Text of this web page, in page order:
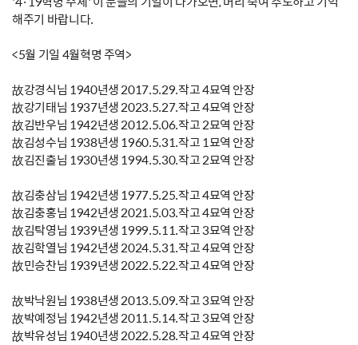
해주기 바랍니다.
<5월 기일 4월혁명 주역>
故강경식님 1940년생 2017.5.29.작고 4묘역 안장
故강기태님 1937년생 2023.5.27.작고 4묘역 안장
故김반우님 1942년생 2012.5.06.작고 2묘역 안장
故김성수님 1938년생 1960.5.31.작고 1묘역 안장
故김진출님 1930년생 1994.5.30.작고 2묘역 안장
故김충삼님 1942년생 1977.5.25.작고 4묘역 안장
故김충홍님 1942년생 2021.5.03.작고 4묘역 안장
故김탁영님 1939년생 1999.5.11.작고 3묘역 안장
故김학열님 1942년생 2024.5.31.작고 4묘역 안장
故민승찬님 1939년생 2022.5.22.작고 4묘역 안장
故박낙원님 1938년생 2013.5.09.작고 3묘역 안장
故박예정님 1942년생 2011.5.14.작고 3묘역 안장
故박유성님 1940년생 2022.5.28.작고 4묘역 안장